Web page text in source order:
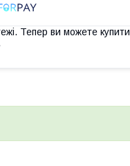
Тепер ви можете купити